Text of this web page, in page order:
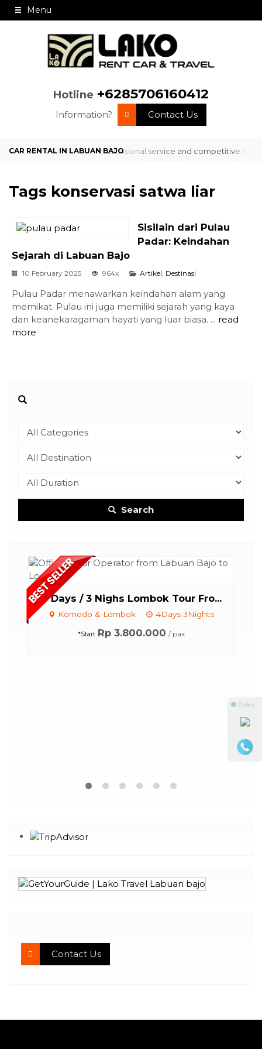
Menu
Hotline +6285706160412
Information? Contact Us
in Labuan Bajo with professional service and competitive
Tags konservasi satwa liar
Sisilain dari Pulau
Padar: Keindahan
Sejarah di Labuan Bajo
10 February 2025 964x Artikel, Destinasi
Pulau Padar menawarkan keindahan alam yang
memikat. Pulau ini juga memiliki sejarah yang kaya
dan keanekaragaman hayati yang luar biasa. ... read
more
Search
4 Days / 3 Nighs Lombok Tour Fro...
Komodo & Lombok 4Days 3Nights
*Start Rp 3.800.000 / pax
Contact Us
⚫ Online